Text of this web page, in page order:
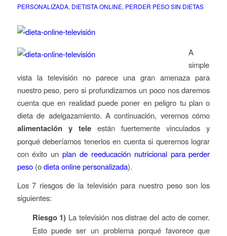
PERSONALIZADA, DIETISTA ONLINE, PERDER PESO SIN DIETAS
A
simple
vista la televisión no parece una gran amenaza para
nuestro peso, pero si profundizamos un poco nos daremos
cuenta que en realidad puede poner en peligro tu plan o
dieta de adelgazamiento. A continuación, veremos cómo
alimentación y teleestán fuertemente vinculados y
porqué deberíamos tenerlos en cuenta si queremos lograr
con éxito unplan de reeducación nutricional para perder
peso(odieta online personalizada).
Los 7 riesgos de la televisión para nuestro peso son los
siguientes:
Riesgo 1) La televisión nos distrae del acto de comer.
Esto puede ser un problema porqué favorece que